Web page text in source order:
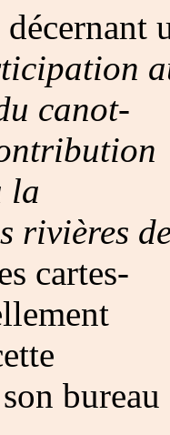
canot-
la
rivières
cartes-